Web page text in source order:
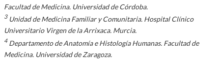
Facultad de Medicina. Universidad de Córdoba.
3Unidad de Medicina Familiar y Comunitaria. Hospital Clínico
Universitario Virgen de la Arrixaca. Murcia.
4Departamento de Anatomía e Histología Humanas. Facultad de
Medicina. Universidad de Zaragoza.